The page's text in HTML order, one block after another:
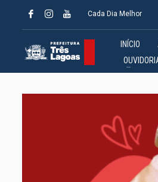
Cada Dia Melhor
INÍCIO